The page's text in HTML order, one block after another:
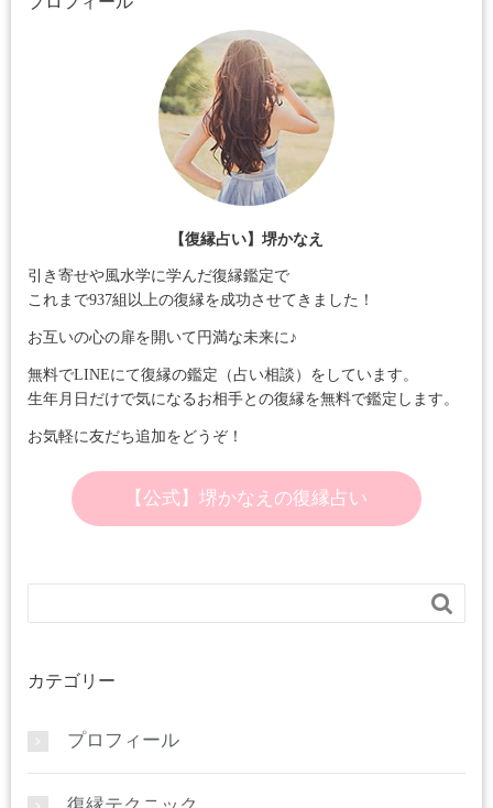
【復縁占い】堺かなえ
引き寄せや風水学に学んだ復縁鑑定で
これまで937組以上の復縁を成功させてきました！
お互いの心の扉を開いて円満な未来に♪
無料でLINEにて復縁の鑑定（占い相談）をしています。
生年月日だけで気になるお相手との復縁を無料で鑑定します。
お気軽に友だち追加をどうぞ！
【公式】堺かなえの復縁占い

カテゴリー
プロフィール